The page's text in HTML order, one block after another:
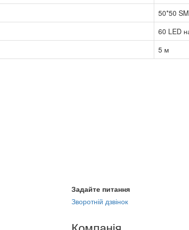
50*50
60 LED
5 м
Задайте питання
Зворотній дзвінок